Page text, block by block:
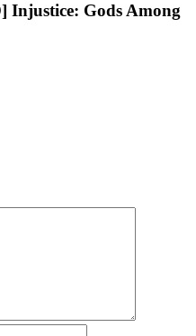
Injustice: Gods Among